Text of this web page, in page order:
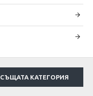
СЪЩАТА КАТЕГОРИЯ